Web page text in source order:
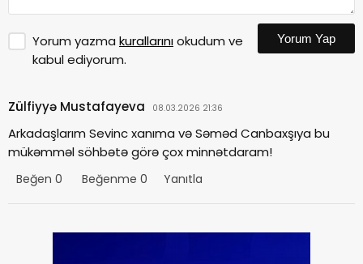
Yorum yazma kurallarınıokudum ve
kabul ediyorum.
Yorum Yap
Zülfiyyə Mustafayeva 08.03.2026 21:36
Arkadaşlarım Sevinc xanıma və Səməd Canbaxşıya bu
mükəmməl söhbətə görə çox minnətdaram!
Beğen 0 Beğenme 0 Yanıtla